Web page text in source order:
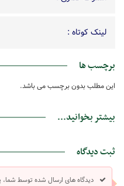
لینک کوتاه :
برچسب ها
این مطلب بدون برچسب می باشد.
بیشتر بخوانید...
ثبت دیدگاه
دیدگاه های ارسال شده توسط